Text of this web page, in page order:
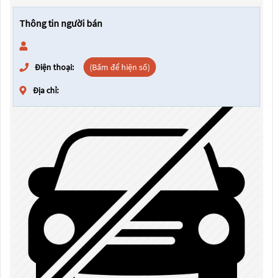
Thông tin người bán
Điện thoại: (Bấm để hiện số)
Địa chỉ: